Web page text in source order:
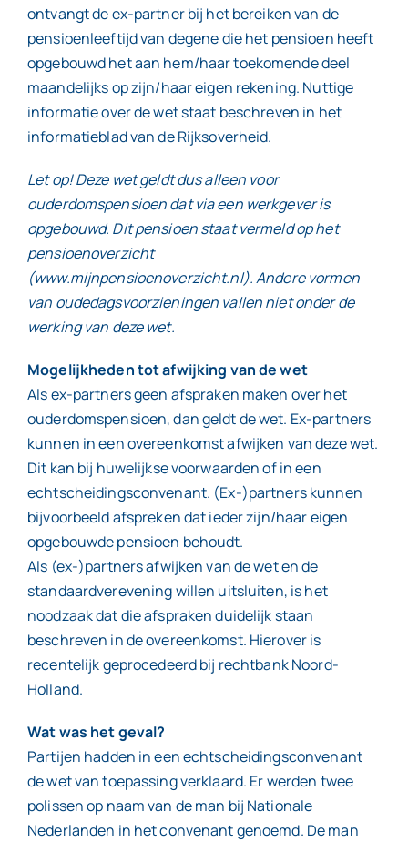
ontvangt de ex-partner bij het bereiken van de
pensioenleeftijd van degene die het pensioen heeft
opgebouwd het aan hem/haar toekomende deel
maandelijks op zijn/haar eigen rekening. Nuttige
informatie over de wet staat beschreven in het
informatieblad van de Rijksoverheid.
Let op! Deze wet geldt dus alleen voor
ouderdomspensioen dat via een werkgever is
opgebouwd. Dit pensioen staat vermeld op het
pensioenoverzicht
(www.mijnpensioenoverzicht.nl). Andere vormen
van oudedagsvoorzieningen vallen niet onder de
werking van deze wet.
Mogelijkheden tot afwijking van de wet
Als ex-partners geen afspraken maken over het
ouderdomspensioen, dan geldt de wet. Ex-partners
kunnen in een overeenkomst afwijken van deze wet.
Dit kan bij huwelijkse voorwaarden of in een
echtscheidingsconvenant. (Ex-)partners kunnen
bijvoorbeeld afspreken dat ieder zijn/haar eigen
opgebouwde pensioen behoudt.
Als (ex-)partners afwijken van de wet en de
standaardverevening willen uitsluiten, is het
noodzaak dat die afspraken duidelijk staan
beschreven in de overeenkomst. Hierover is
recentelijk geprocedeerd bij rechtbank Noord-
Holland.
Wat was het geval?
Partijen hadden in een echtscheidingsconvenant
de wet van toepassing verklaard. Er werden twee
polissen op naam van de man bij Nationale
Nederlanden in het convenant genoemd. De man